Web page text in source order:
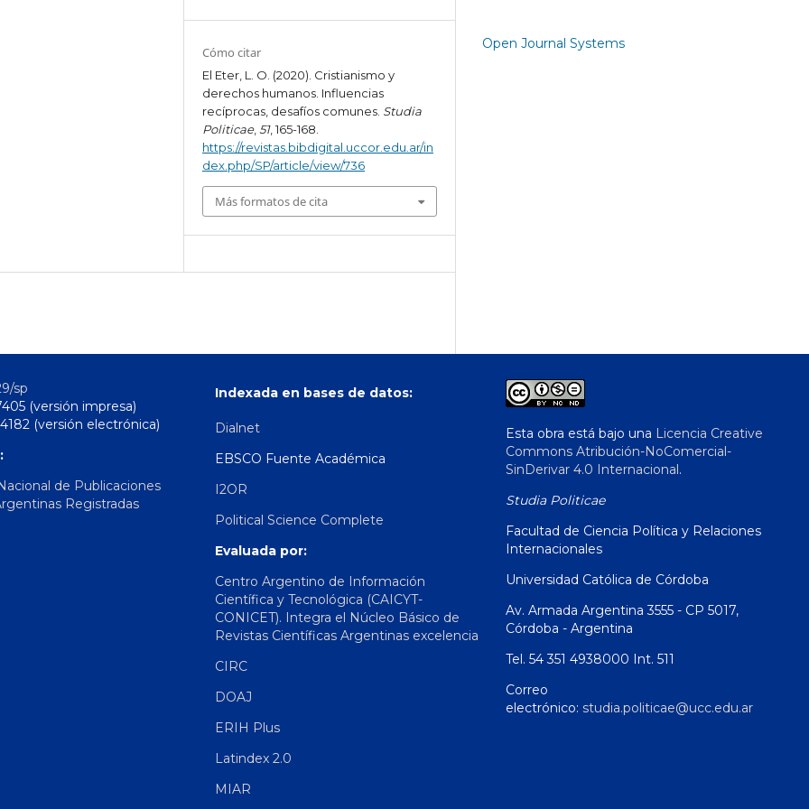
Cómo citar
El Eter, L. O. (2020). Cristianismo y
derechos humanos. Influencias
recíprocas, desafíos comunes. Studia
Politicae,51, 165-168.
https://revistas.bibdigital.uccor.edu.ar/in
dex.php/SP/article/view/736
Más formatos de cita
Open Journal Systems
sp
(versión impresa)
(versión electrónica)
de Publicaciones
Registradas
Indexada en bases de datos:
Dialnet
EBSCO Fuente Académica
I2OR
Political Science Complete
Evaluada por:
Centro Argentino de Información
Científica y Tecnológica (CAICYT-
CONICET). Integra el Núcleo Básico de
Revistas Científicas Argentinas excelencia
CIRC
DOAJ
ERIH Plus
Latindex 2.0
MIAR
Esta obra está bajo una Licencia Creative
Commons Atribución-NoComercial-
SinDerivar 4.0 Internacional .
Studia Politicae
Facultad de Ciencia Política y Relaciones
Internacionales
Universidad Católica de Córdoba
Av. Armada Argentina 3555 - CP 5017,
Córdoba - Argentina
Tel. 54 351 4938000 Int. 511
Correo
electrónico: studia.politicae@ucc.edu.ar